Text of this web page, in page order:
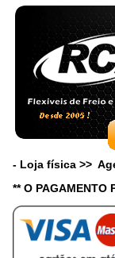
- Loja física >>
** O PAGAMENTO